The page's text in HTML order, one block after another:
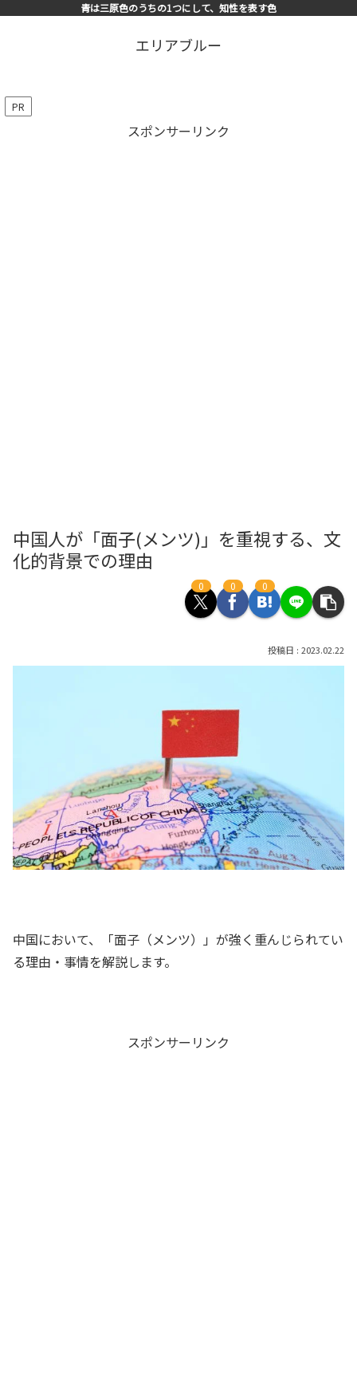
青は三原色のうちの1つにして、知性を表す色
エリアブルー
PR
スポンサーリンク
中国人が「面子(メンツ)」を重視する、文
化的背景での理由
0 0 0
2023.02.22
中国において、「面子（メンツ）」が強く重んじられてい
る理由・事情を解説します。
スポンサーリンク